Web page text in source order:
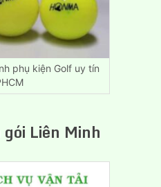
phụ kiện Golf uy tín
Liên Minh